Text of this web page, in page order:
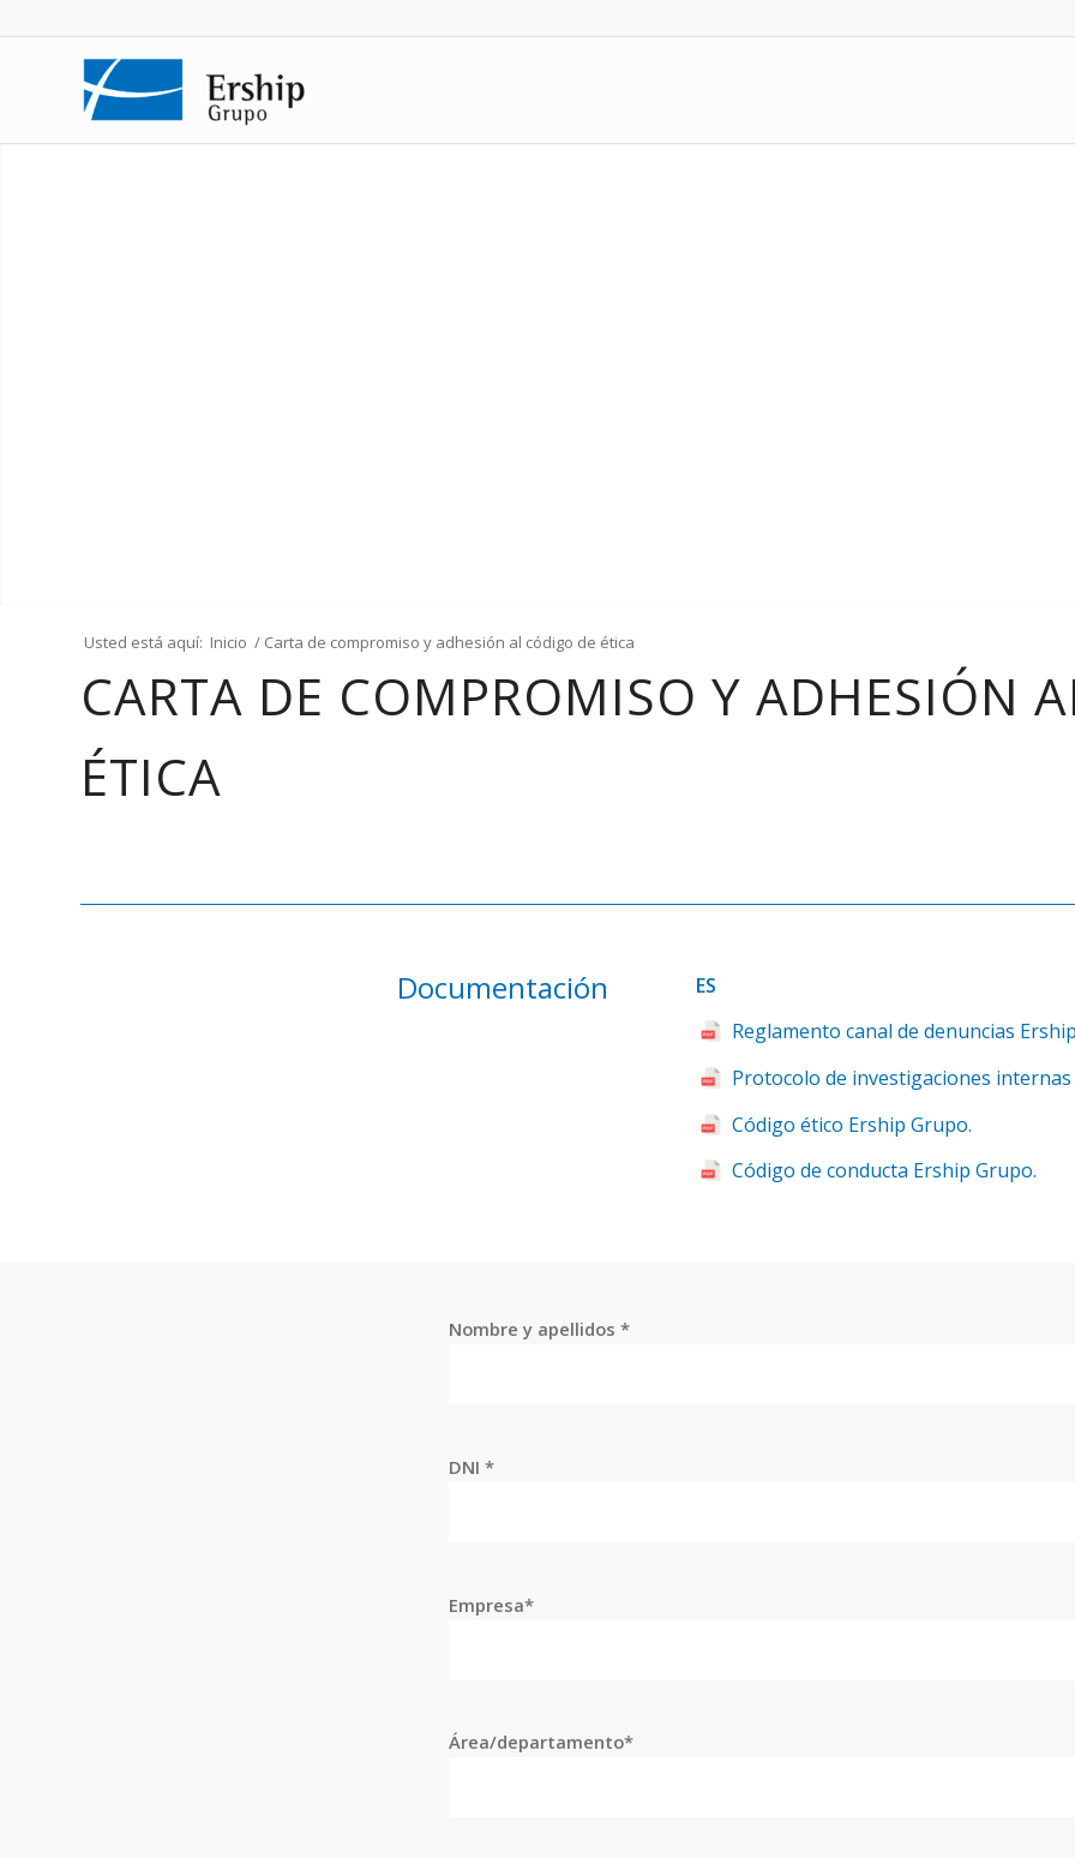
Usted está aquí: Inicio / Carta de compromiso y adhesión al código de ética
CARTA DE COMPROMISO Y ADHESIÓN
ÉTICA
Documentación
ES
Reglamento canal de denuncias
Protocolo de investigaciones internas
Código ético Ership Grupo.
Código de conducta Ership Grupo.
Nombre y apellidos *
DNI *
Empresa*
Área/departamento*